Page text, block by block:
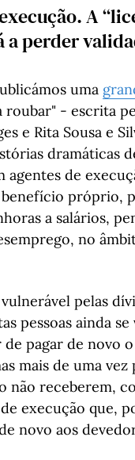
A
a perder
uma
roubar" - escrita
e Rita Sousa e
dramáticas
agentes de
próprio,
a salários,
no
pelas
pessoas ainda se
pagar de novo
mais de uma
não receberem,
execução que,
novo aos